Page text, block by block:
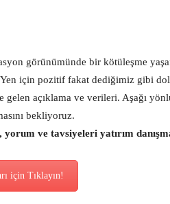
görünümünde bir kötüleşme
Yen için pozitif fakat dediğimiz gibi
gelen açıklama ve verileri. Aşağı
bekliyoruz.
ve tavsiyeleri yatırım
için Tıklayın!